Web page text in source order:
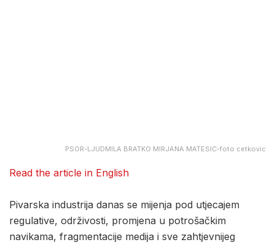
PSOR-LJUDMILA BRATKO MIRJANA MATESIC-foto cetkovic
Read the article in English
Pivarska industrija danas se mijenja pod utjecajem
regulative, održivosti, promjena u potrošačkim
navikama, fragmentacije medija i sve zahtjevnijeg